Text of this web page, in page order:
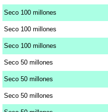
Seco 100 millones
Seco 100 millones
Seco 100 millones
Seco 50 millones
Seco 50 millones
Seco 50 millones